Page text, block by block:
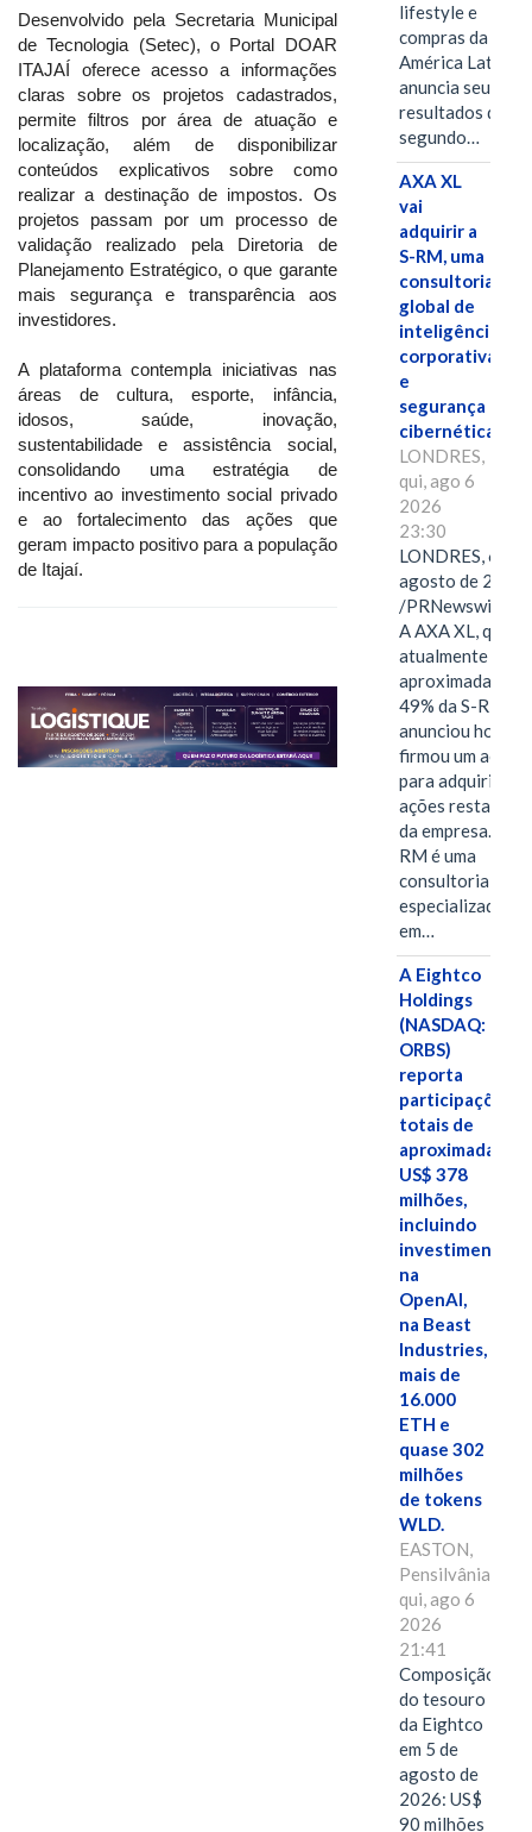
Desenvolvido pela Secretaria Municipal
de Tecnologia (Setec), o Portal DOAR
ITAJAÍ oferece acesso a informações
claras sobre os projetos cadastrados,
permite filtros por área de atuação e
localização, além de disponibilizar
conteúdos explicativos sobre como
realizar a destinação de impostos. Os
projetos passam por um processo de
validação realizado pela Diretoria de
Planejamento Estratégico, o que garante
mais segurança e transparência aos
investidores.
A plataforma contempla iniciativas nas
áreas de cultura, esporte, infância,
idosos, saúde, inovação,
sustentabilidade e assistência social,
consolidando uma estratégia de
incentivo ao investimento social privado
e ao fortalecimento das ações que
geram impacto positivo para a população
de Itajaí.
lifestyle e
compras da
América Latina
anuncia seus
resultados do
segundo…
AXA XL
vai
adquirir a
S-RM, uma
consultoria
global de
inteligência
corporativa
e
segurança
cibernética
LONDRES,
qui, ago 6
2026
23:30
LONDRES, 6 de
agosto de 2026
/PRNewswire/ --
A AXA XL, que
atualmente
49% da S-RM,
anunciou hoje
firmou um
para adquirir as
ações restantes
da empresa. A S-
RM é uma
consultoria
especializada
em…
A Eightco
Holdings
(NASDAQ:
ORBS)
reporta
participações
totais de
US$ 378
milhões,
incluindo
investimentos
na
OpenAI,
na Beast
Industries,
mais de
16.000
ETH e
quase 302
milhões
de tokens
WLD.
EASTON,
Pensilvânia,
qui, ago 6
2026
21:41
Composição
do tesouro
da Eightco
em 5 de
agosto de
2026: US$
90 milhões